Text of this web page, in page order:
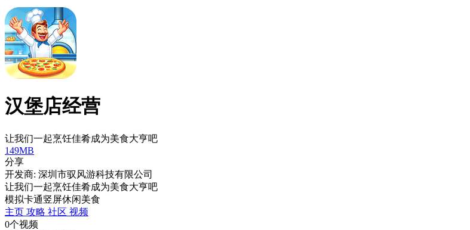
汉堡店经营
让我们一起烹饪佳肴成为美食大亨吧
149MB
分享
开发商: 深圳市驭风游科技有限公司
让我们一起烹饪佳肴成为美食大亨吧
模拟卡通竖屏休闲美食
主页 攻略 社区 视频
0个视频